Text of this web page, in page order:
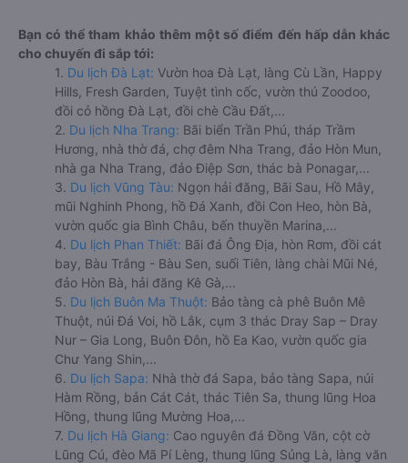
Bạn có thể tham khảo thêm một số điểm đến hấp dẫn khác
cho chuyến đi sắp tới:
1. Du lịch Đà Lạt: Vườn hoa Đà Lạt, làng Cù Lần, Happy
Hills, Fresh Garden, Tuyệt tình cốc, vườn thú Zoodoo,
đồi cỏ hồng Đà Lạt, đồi chè Cầu Đất,...
2. Du lịch Nha Trang: Bãi biển Trần Phú, tháp Trầm
Hương, nhà thờ đá, chợ đêm Nha Trang, đảo Hòn Mun,
nhà ga Nha Trang, đảo Điệp Sơn, thác bà Ponagar,...
3. Du lịch Vũng Tàu: Ngọn hải đăng, Bãi Sau, Hồ Mây,
mũi Nghinh Phong, hồ Đá Xanh, đồi Con Heo, hòn Bà,
vườn quốc gia Bình Châu, bến thuyền Marina,...
4. Du lịch Phan Thiết: Bãi đá Ông Địa, hòn Rơm, đồi cát
bay, Bàu Trắng - Bàu Sen, suối Tiên, làng chài Mũi Né,
đảo Hòn Bà, hải đăng Kê Gà,...
5. Du lịch Buôn Ma Thuột: Bảo tàng cà phê Buôn Mê
Thuột, núi Đá Voi, hồ Lắk, cụm 3 thác Dray Sap – Dray
Nur – Gia Long, Buôn Đôn, hồ Ea Kao, vườn quốc gia
Chư Yang Shin,...
6. Du lịch Sapa: Nhà thờ đá Sapa, bảo tàng Sapa, núi
Hàm Rồng, bản Cát Cát, thác Tiên Sa, thung lũng Hoa
Hồng, thung lũng Mường Hoa,...
7. Du lịch Hà Giang: Cao nguyên đá Đồng Văn, cột cờ
Lũng Cú, đèo Mã Pí Lèng, thung lũng Sủng Là, làng văn